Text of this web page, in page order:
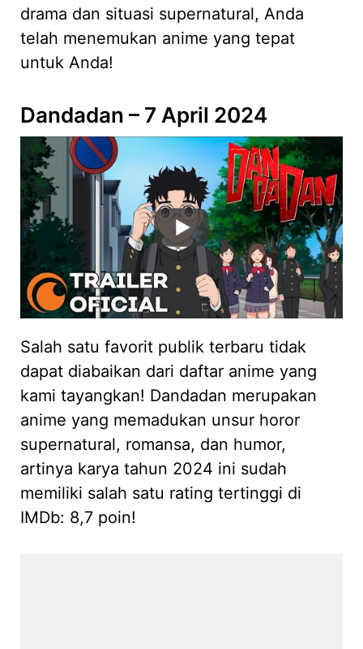
drama dan situasi supernatural, Anda
telah menemukan anime yang tepat
untuk Anda!
Dandadan – 7 April 2024
Salah satu favorit publik terbaru tidak
dapat diabaikan dari daftar anime yang
kami tayangkan! Dandadan merupakan
anime yang memadukan unsur horor
supernatural, romansa, dan humor,
artinya karya tahun 2024 ini sudah
memiliki salah satu rating tertinggi di
IMDb: 8,7 poin!